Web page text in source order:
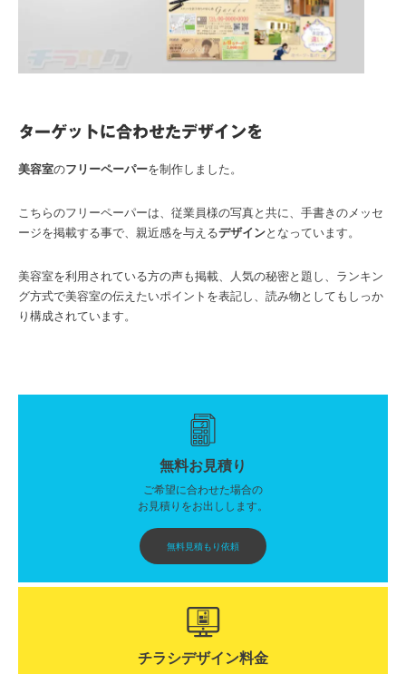
ターゲットに合わせたデザインを
美容室のフリーペーパーを制作しました。
こちらのフリーペーパーは、従業員様の写真と共に、手書きのメッセ
ージを掲載する事で、親近感を与えるデザインとなっています。
美容室を利用されている方の声も掲載、人気の秘密と題し、ランキン
グ方式で美容室の伝えたいポイントを表記し、読み物としてもしっか
り構成されています。
無料お見積り
ご希望に合わせた場合の
お見積りをお出しします。
無料見積もり依頼
チラシデザイン料金